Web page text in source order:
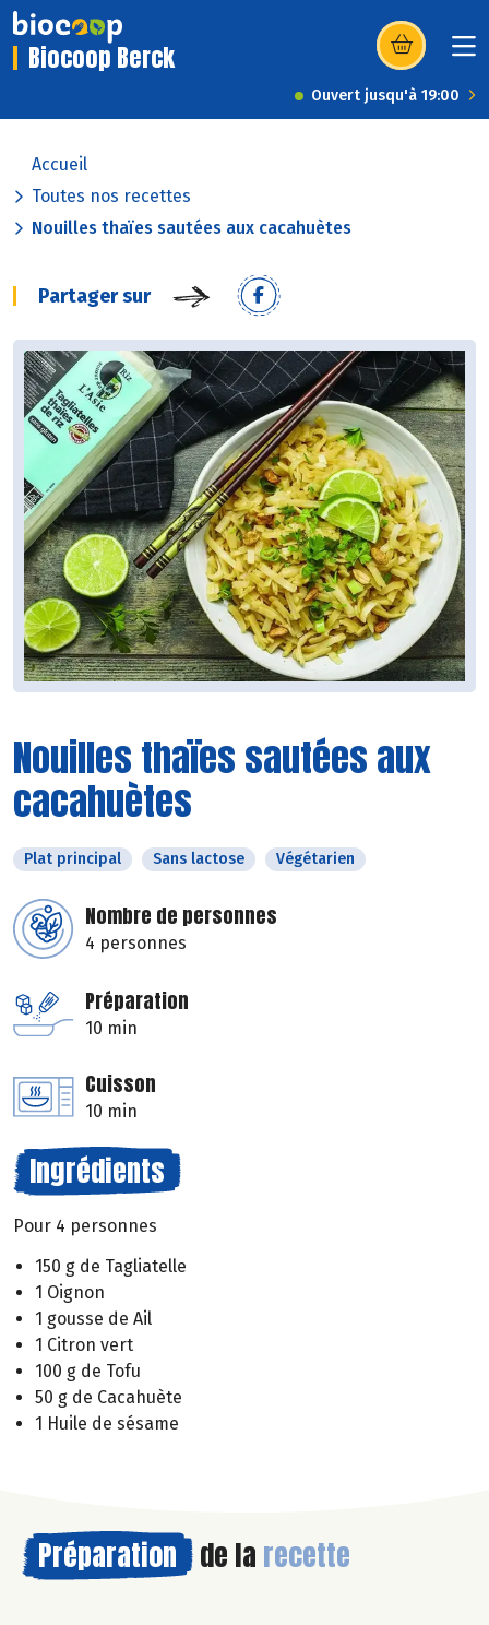
Biocoop Berck (s’ouvre dans
Ouvert jusqu'à 19:00
Accueil
Toutes nos recettes
Nouilles thaïes sautées aux cacahuètes
Partager sur
Nouilles thaïes sautées aux
cacahuètes
Plat principal Sans lactose Végétarien
Nombre de personnes
4 personnes
Préparation
10 min
Cuisson
10 min
Ingrédients
Pour 4 personnes
150 g de Tagliatelle
1 Oignon
1 gousse de Ail
1 Citron vert
100 g de Tofu
50 g de Cacahuète
1 Huile de sésame
Préparation de la recette